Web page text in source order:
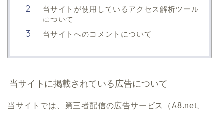
当サイトが使用しているアクセス解析ツール
について
当サイトへのコメントについて
当サイトに掲載されている広告について
当サイトでは、第三者配信の広告サービス（A8.net、